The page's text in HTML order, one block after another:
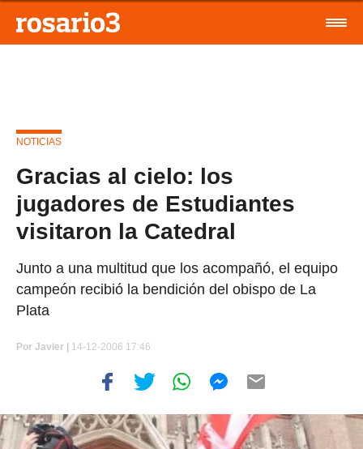
NOTICIAS
Gracias al cielo: los
jugadores de Estudiantes
visitaron la Catedral
Junto a una multitud que los acompañó, el equipo
campeón recibió la bendición del obispo de La
Plata
Por Javier | 14-12-2006 17:46